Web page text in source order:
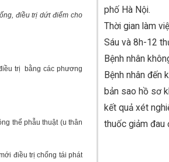
điều trị dứt điểm cho
trị bằng các phương
thể phẫu thuật (u thân
điều trị chống tái phát
phố Hà Nội.
Thời gian làm
Sáu và 8h-12
Bệnh nhân
Bệnh nhân đến
bản sao hồ sơ
kết quả xét
thuốc giảm đau